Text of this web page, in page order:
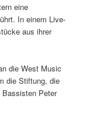
eine
In einem Live-
aus ihrer
die West Music
die Stiftung, die
Bassisten Peter